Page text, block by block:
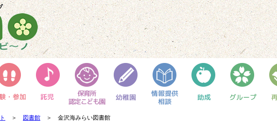
＞ 図書館 ＞ 金沢海みらい図書館